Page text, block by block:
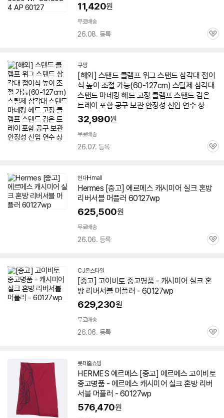
11,420원
무료배송
26.08. 등록
관
쿠팡
[해외] 스탠드 클램프 위그 스탠드 삼각대 접이
식 높이 조절 가능(60-127cm) 스틸제 삼각대
스탠드 마네킹 헤드 고정 클램프 스탠드 검은
트레이 포함 공구 보관 안정성 신입 연수 상
32,990원
무료배송
26.07. 등록
관
현대Hmall
Hermes [중고] 에르메스 캐시미어 실크 혼방
리버서블 머플러 60127wp
625,500원
무료배송
26.06. 등록
관
CJ온스타일
[중고] 고이비토 중고명품 - 캐시미어 실크 혼
방 리버서블 머플러 - 60127wp
629,230원
무료배송
26.06. 등록
관
롯데홈쇼핑
HERMES 에르메스 [중고] 에르메스 고이비토
중고명품 - 에르메스 캐시미어 실크 혼방 리버
서블 머플러 - 60127wp
576,470원
세부정보 열기/접기